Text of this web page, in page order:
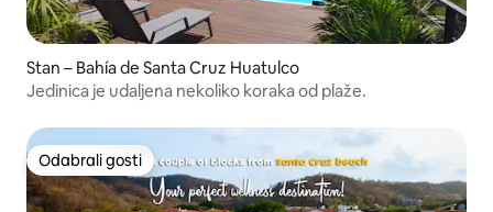
Stan – Bahía de Santa Cruz Huatulco
Jedinica je udaljena nekoliko koraka od plaže.
Odabrali gosti
Odabrali gosti